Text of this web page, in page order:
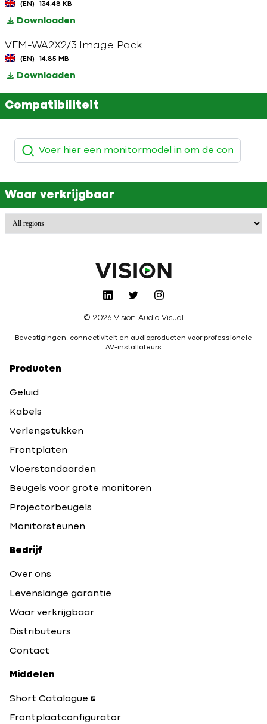
(EN) 134.48 KB
Downloaden
VFM-WA2X2/3 Image Pack
(EN) 14.85 MB
Downloaden
Compatibiliteit
Waar verkrijgbaar
© 2026 Vision Audio Visual
Bevestigingen, connectiviteit en audioproducten voor professionele
AV-installateurs
Producten
Geluid
Kabels
Verlengstukken
Frontplaten
Vloerstandaarden
Beugels voor grote monitoren
Projectorbeugels
Monitorsteunen
Bedrijf
Over ons
Levenslange garantie
Waar verkrijgbaar
Distributeurs
Contact
Middelen
Short Catalogue
Frontplaatconfigurator